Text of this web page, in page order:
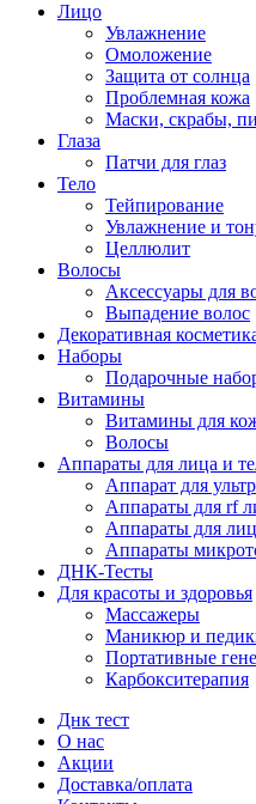
Лицо
Увлажнение
Омоложение
Защита от солнца
Проблемная кожа
Маски, скрабы,
Глаза
Патчи для глаз
Тело
Тейпирование
Увлажнение и
Целлюлит
Волосы
Аксессуары для
Выпадение волос
Декоративная
Наборы
Подарочные
Витамины
Витамины для
Волосы
Аппараты для лица и
Аппарат для
Аппараты для rf
Аппараты для
Аппараты
ДНК-Тесты
Для красоты и здоровья
Массажеры
Маникюр и
Портативные
Карбокситерапия
Днк тест
О нас
Акции
Доставка/оплата